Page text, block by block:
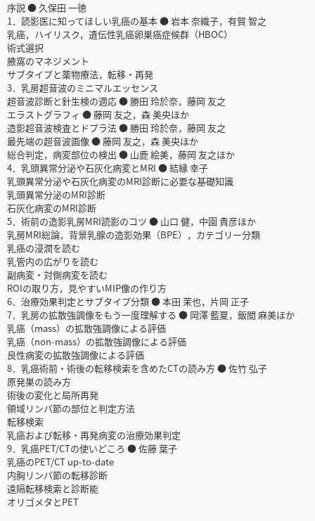
序説 ● 久保田 一徳
1．読影医に知ってほしい乳癌の基本 ● 岩本 奈織子，有賀 智之
乳癌，ハイリスク，遺伝性乳癌卵巣癌症候群（HBOC）
術式選択
腋窩のマネジメント
サブタイプと薬物療法，転移・再発
3．乳房超音波のミニマルエッセンス
超音波診断と針生検の適応 ● 勝田 玲於奈，藤岡 友之
エラストグラフィ ● 藤岡 友之，森 美央ほか
造影超音波検査とドプラ法 ● 勝田 玲於奈，藤岡 友之
最先端の超音波画像 ● 藤岡 友之，森 美央ほか
総合判定，病変部位の検出 ● 山鹿 絵美，藤岡 友之ほか
4．乳頭異常分泌や石灰化病変とMRI ● 結縁 幸子
乳頭異常分泌や石灰化病変のMRI診断に必要な基礎知識
乳頭異常分泌のMRI診断
石灰化病変のMRI診断
5．術前の造影乳房MRI読影のコツ ● 山口 健，中園 貴彦ほか
乳房MRI総論，背景乳腺の造影効果（BPE），カテゴリー分類
乳癌の浸潤を読む
乳管内の広がりを読む
副病変・対側病変を読む
ROIの取り方，見やすいMIP像の作り方
6．治療効果判定とサブタイプ分類 ● 本田 茉也，片岡 正子
7．乳房の拡散強調像をもう一度理解する ● 岡澤 藍夏，飯間 麻美ほか
乳癌（mass）の拡散強調像による評価
乳癌（non-mass）の拡散強調像による評価
良性病変の拡散強調像による評価
8．乳癌術前・術後の転移検索を含めたCTの読み方 ● 佐竹 弘子
原発巣の読み方
術後の変化と局所再発
領域リンパ節の部位と判定方法
転移検索
乳癌および転移・再発病変の治療効果判定
9．乳癌PET/CTの使いどころ ● 佐藤 葉子
乳癌のPET/CT up-to-date
内胸リンパ節の転移診断
遠隔転移検索と診断能
オリゴメタとPET